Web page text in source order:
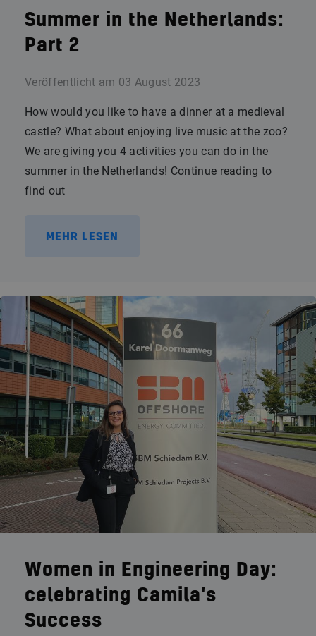
Summer in the Netherlands:
Part 2
Veröffentlicht am 03 August 2023
How would you like to have a dinner at a medieval
castle? What about enjoying live music at the zoo?
We are giving you 4 activities you can do in the
summer in the Netherlands! Continue reading to
find out
MEHR LESEN
Women in Engineering Day:
celebrating Camila's
Success